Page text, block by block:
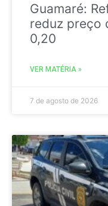
Guamaré:
reduz preço
0,20
VER MATÉRIA »
7 de agosto de 2026